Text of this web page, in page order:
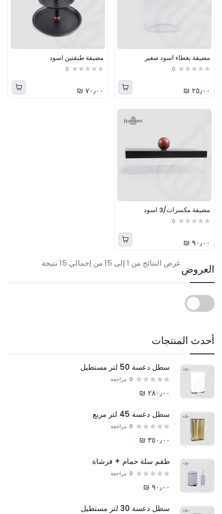
العروض
أحدث المنتجات
سطل دعسة 50 لتر مستطيل
0 مراجعة
٢٨٠٫٠٠ ₪
سطل دعسة 45 لتر مربع
0 مراجعة
٣٥٠٫٠٠ ₪
طقم سلة حمام + فرشاة
0 مراجعة
٩٠٫٠٠ ₪
سطل دعسة 30 لتر مستطيل
مضيفة بغطاء اسود صغير
0
٢٥٫٠٠ ₪
مضيفة طبقتين اسود
0
٧٠٫٠٠ ₪
مضيفة مكسرات/3 اسود
0
٩٠٫٠٠ ₪
عرض النتائج من 1 إلى 15 من إجمالي 15 نتيجة